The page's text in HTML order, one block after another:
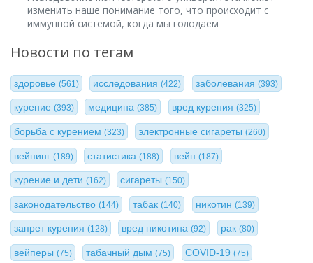
изменить наше понимание того, что происходит с
иммунной системой, когда мы голодаем
Новости по тегам
здоровье (561) исследования(422) заболевания (393)
курение (393) медицина(385) вред курения (325)
борьба с курением (323) электронные сигареты(260)
вейпинг (189) статистика(188) вейп (187)
курение и дети (162) сигареты(150)
законодательство (144) табак(140) никотин (139)
запрет курения (128) вред никотина(92) рак (80)
вейперы (75) табачный дым(75) COVID-19 (75)